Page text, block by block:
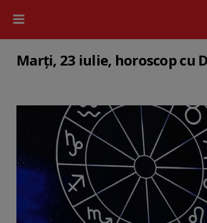
Marți, 23 iulie, horoscop cu